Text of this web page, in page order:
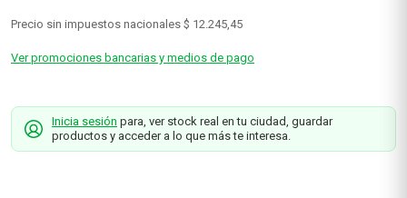
Precio sin impuestos nacionales $ 12.245,45
Ver promociones bancarias y medios de pago
Inicia sesión para, ver stock real en tu ciudad, guardar
productos y acceder a lo que más te interesa.